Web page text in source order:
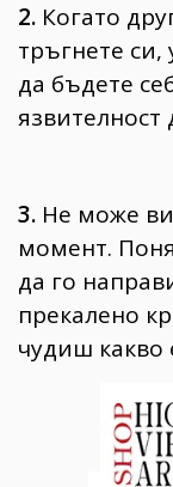
2. Когато
тръгнете
да бъдете
язвителност
3. Не може
момент.
да го
прекалено
чудиш какво